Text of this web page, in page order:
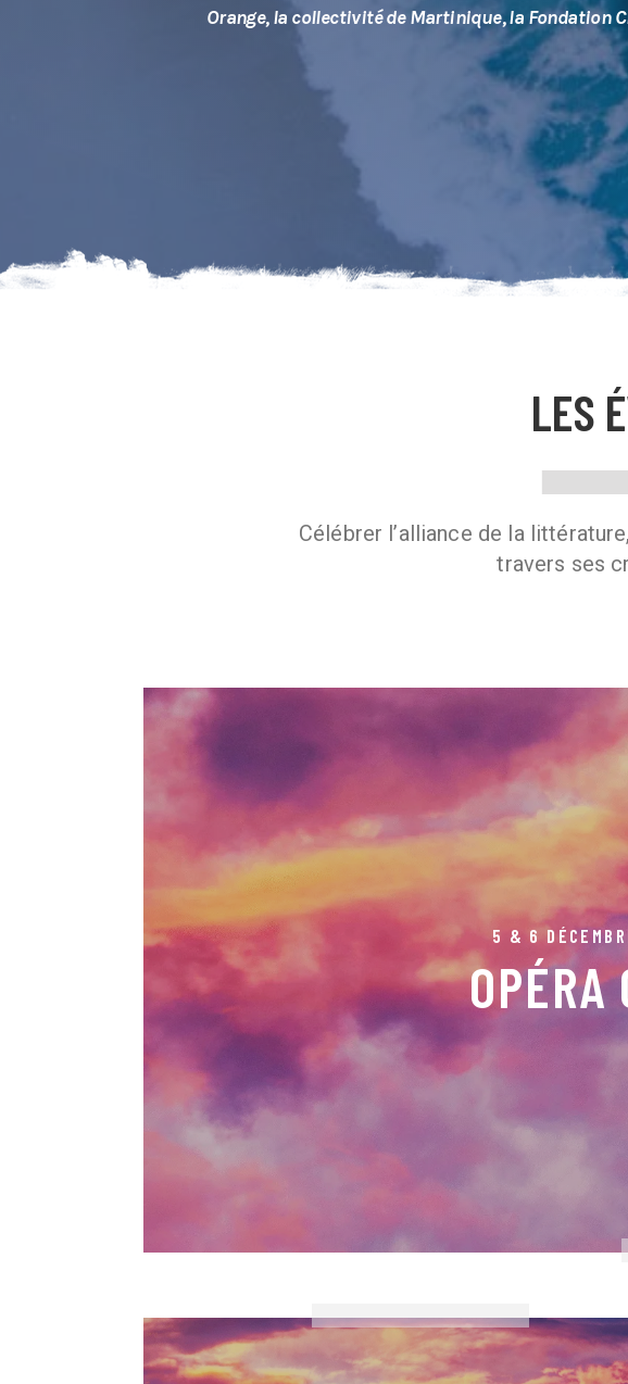
Orange, la collectivité de Martinique, la Fondation
LES
Célébrer l’alliance de la
travers ses
5 & 6
OPÉRA
Parvis
Laetitia Volcey, Carmen | Paul
Axelle Rascar Moutoussamy,
Corvo, Morales | Edward Liddall,